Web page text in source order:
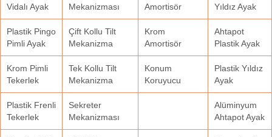
Vidalı Ayak
Mekanizması
Amortisör
Yıldız Ayak
Plastik Pingo
Pimli Ayak
Çift Kollu Tilt
Mekanizma
Krom
Amortisör
Ahtapot
Plastik Ayak
Krom Pimli
Tekerlek
Tek Kollu Tilt
Mekanizma
Konum
Koruyucu
Plastik Yıldız
Ayak
Plastik Frenli
Tekerlek
Sekreter
Mekanizması
Alüminyum
Ahtapot Ayak